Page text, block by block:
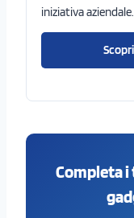
iniziativa aziendale.
Completa